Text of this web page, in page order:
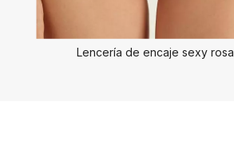
Lencería de encaje sexy rosa